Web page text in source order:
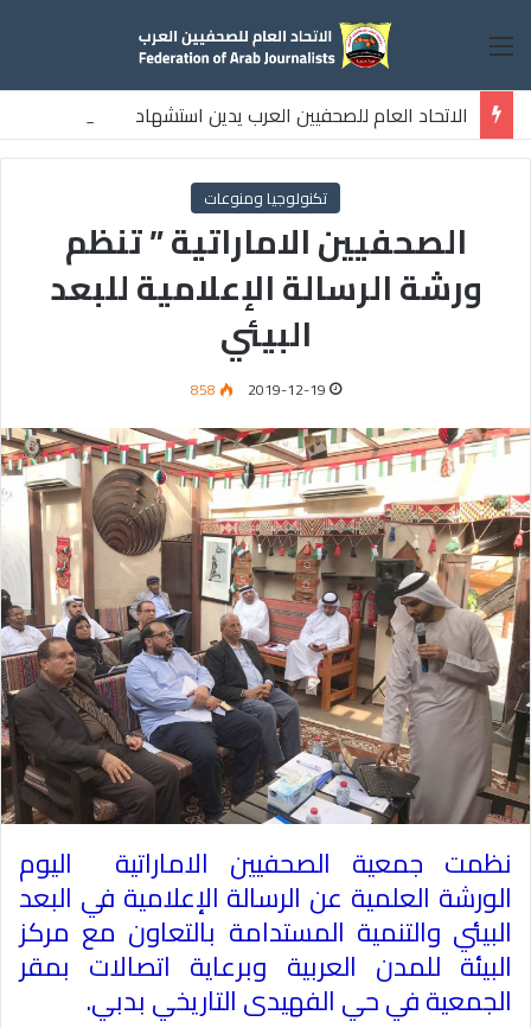
القائمة
الاتحاد العام للصحفيين العرب يدين استشهاد
ثلاثة صحفيين فلسطينيين باستهداف إسرائيلي وسط قطاع غزة
تكنولوجيا ومنوعات
الصحفيين الاماراتية ” تنظم
ورشة الرسالة الإعلامية للبعد
البيئي
2019-12-19
858
نظمت جمعية الصحفيين الاماراتية اليوم
الورشة العلمية عن الرسالة الإعلامية في البعد
البيئي والتنمية المستدامة بالتعاون مع مركز
البيئة للمدن العربية وبرعاية اتصالات بمقر
الجمعية في حي الفهيدى التاريخي بدبي.